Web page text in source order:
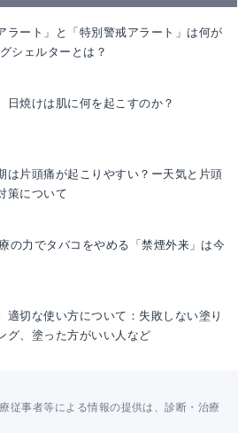
ラート」と「特別警戒アラート」は何が
シェルターとは？
日焼けは肌に何を起こすのか？
は片頭痛が起こりやすい？ー天気と片頭
策について
の力でタバコをやめる「禁煙外来」は今
適切な使い方について：失敗しない塗り
グ、塗った方がいい人など
従事者等による情報の提供は、診断・治療